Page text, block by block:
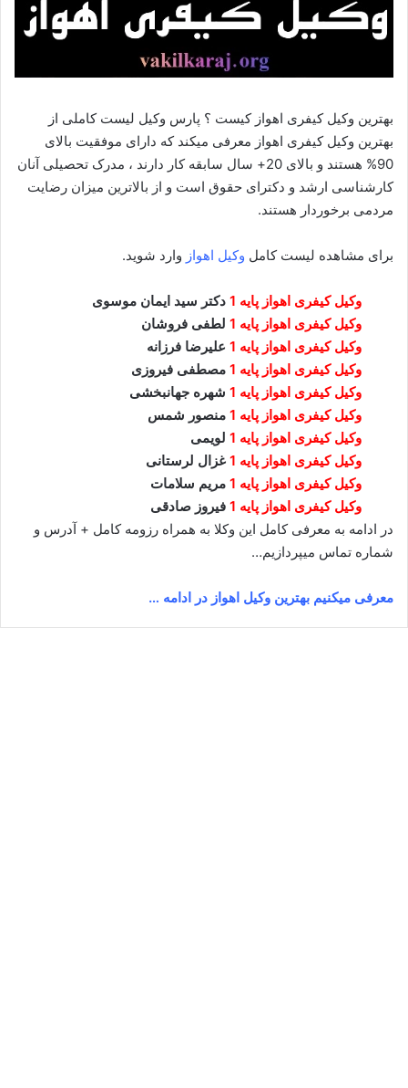
بهترین وکیل کیفری اهواز کیست ؟ پارس وکیل لیست کاملی از
بهترین وکیل کیفری اهواز معرفی میکند که دارای موفقیت بالای
90% هستند و بالای 20+ سال سابقه کار دارند ، مدرک تحصیلی آنان
کارشناسی ارشد و دکترای حقوق است و از بالاترین میزان رضایت
مردمی برخوردار هستند.
برای مشاهده لیست کامل وکیل اهواز وارد شوید.
وکیل کیفری اهواز پایه 1
دکتر سید ایمان موسوی
وکیل کیفری اهواز پایه 1
لطفی فروشان
وکیل کیفری اهواز پایه 1
علیرضا فرزانه
وکیل کیفری اهواز پایه 1
مصطفی فیروزی
وکیل کیفری اهواز پایه 1
شهره جهانبخشی
وکیل کیفری اهواز پایه 1
منصور شمس
وکیل کیفری اهواز پایه 1
لویمی
وکیل کیفری اهواز پایه 1
غزال لرستانی
وکیل کیفری اهواز پایه 1
مریم سلامات
وکیل کیفری اهواز پایه 1
فیروز صادقی
در ادامه به معرفی کامل این وکلا به همراه رزومه کامل + آدرس و
شماره تماس میپردازیم…
معرفی میکنیم بهترین وکیل اهواز در ادامه …